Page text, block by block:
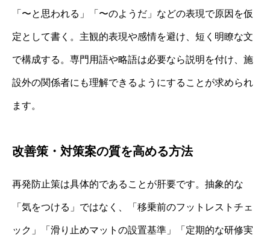
「〜と思われる」「〜のようだ」などの表現で原因を仮
定として書く。主観的表現や感情を避け、短く明瞭な文
で構成する。専門用語や略語は必要なら説明を付け、施
設外の関係者にも理解できるようにすることが求められ
ます。
改善策・対策案の質を高める方法
再発防止策は具体的であることが肝要です。抽象的な
「気をつける」ではなく、「移乗前のフットレストチェ
ック」「滑り止めマットの設置基準」「定期的な研修実